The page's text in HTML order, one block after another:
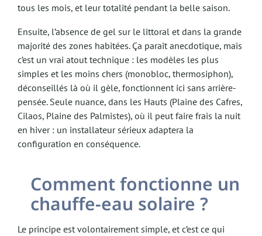
tous les mois, et leur totalité pendant la belle saison.
Ensuite, l’absence de gel sur le littoral et dans la grande
majorité des zones habitées. Ça paraît anecdotique, mais
c’est un vrai atout technique : les modèles les plus
simples et les moins chers (monobloc, thermosiphon),
déconseillés là où il gèle, fonctionnent ici sans arrière-
pensée. Seule nuance, dans les Hauts (Plaine des Cafres,
Cilaos, Plaine des Palmistes), où il peut faire frais la nuit
en hiver : un installateur sérieux adaptera la
configuration en conséquence.
Comment fonctionne un
chauffe-eau solaire ?
Le principe est volontairement simple, et c’est ce qui